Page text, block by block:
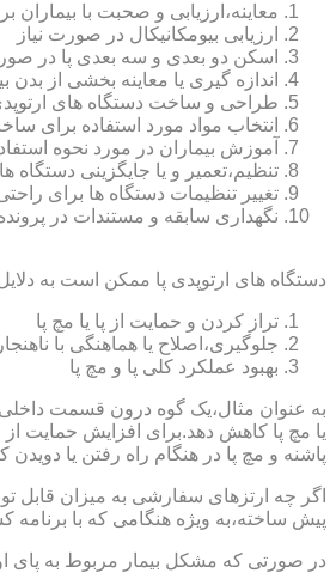
معاینه،ارزیابی و صحبت با بیماران
ارزیابی بیومکانیکال در صورت نیاز
اسکن دو بعدی و سه بعدی پا در
اندازه گیری یا معاینه بخشی از
طراحی و ساخت دستگاه های
انتخاب مواد مورد استفاده برای
آموزش بیماران در مورد نحوه
تنظیم،تعمیر و یا جایگزینی دستگاه
تغییر تنظیمات دستگاه ها برای
نگهداری سابقه و مستندات در
دستگاه های ارتوپدی پا ممکن است به
تراز کردن و حمایت از پا یا مچ پا
جلوگیری،اصلاح یا هماهنگی با
بهبود عملکرد کلی پا و مچ پا
به عنوان مثال،یک گوه درون قسمت داخلی
یا مچ پا کاهش دهد.برای افزایش حمایت
پاشنه و مچ پا در هنگام راه رفتن یا دویدن
اگر چه ارتزهای سفارشی به میزان قابل
پیش ساخته،به ویژه هنگامی که با
در صورتی که مشکل بیمار مربوط به پای